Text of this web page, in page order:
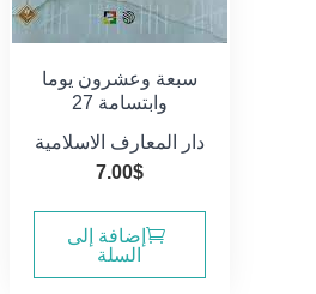
سبعة وعشرون يوما
وابتسامة 27
دار المعارف الاسلامية
7.00$
إضافة إلى
السلة